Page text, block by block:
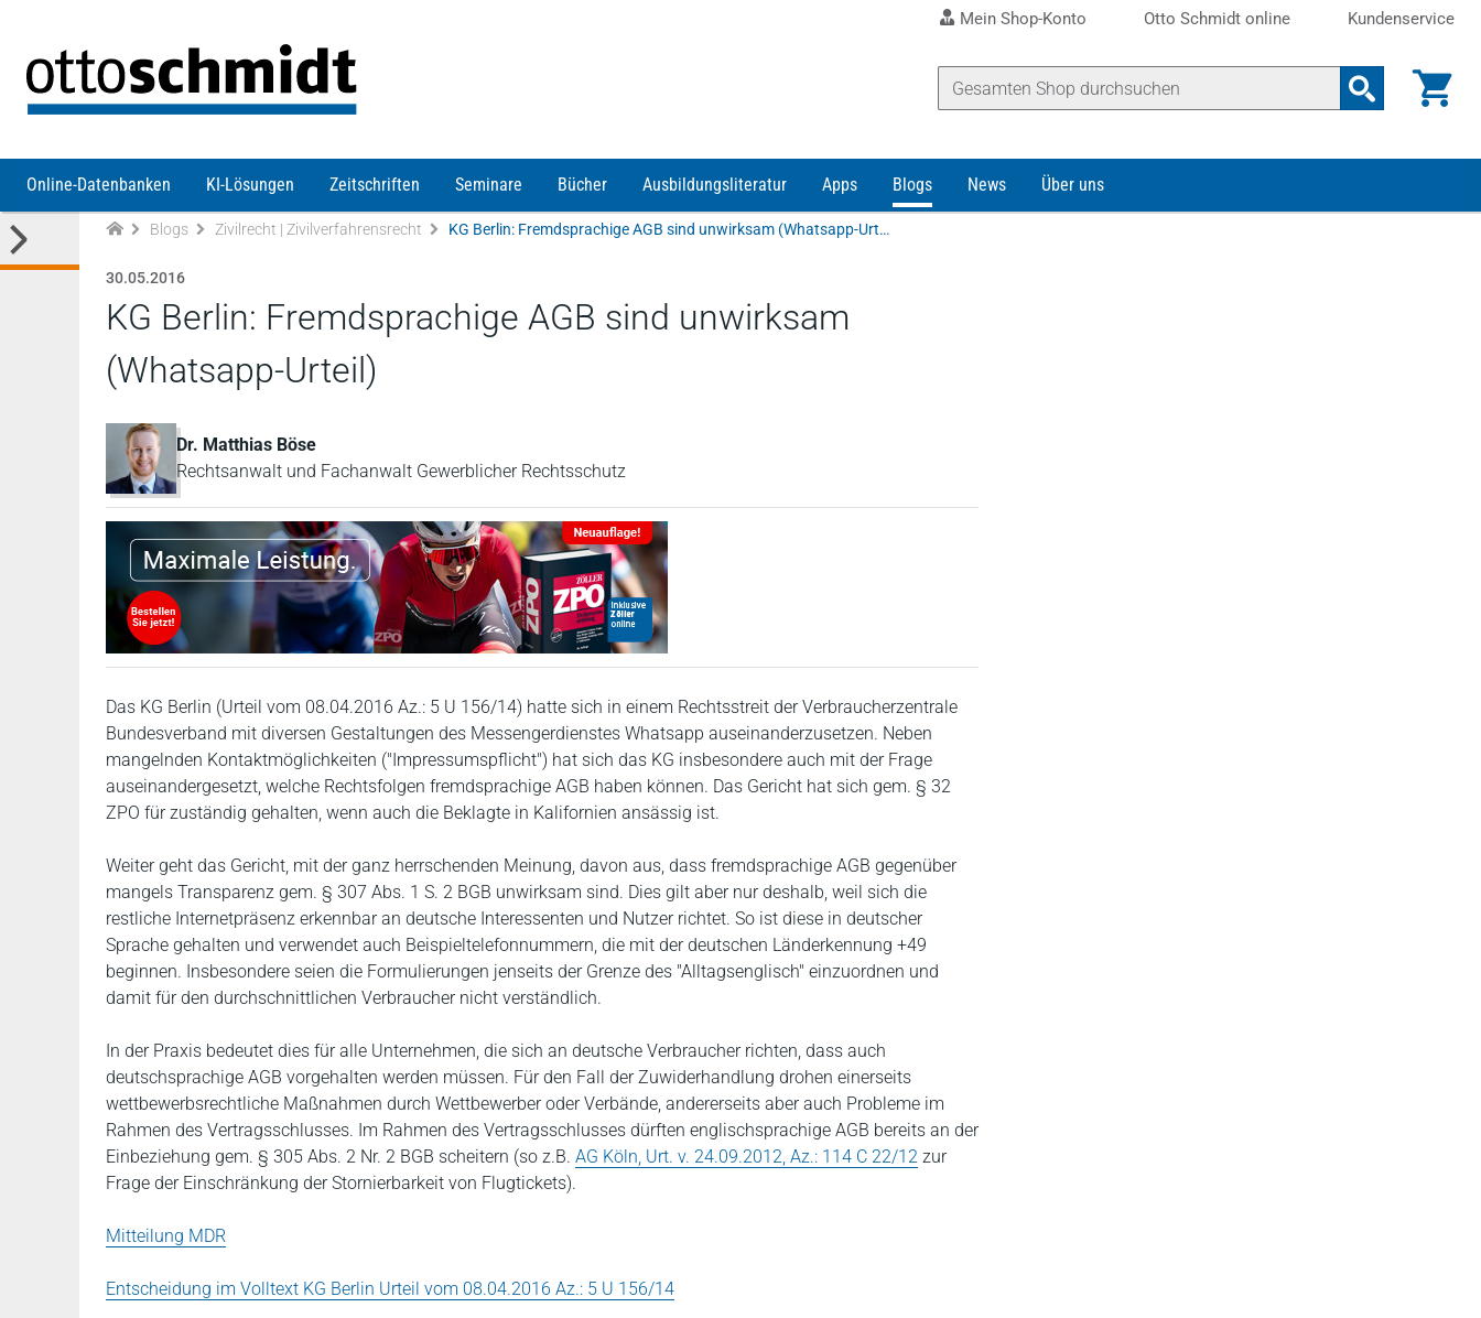
Mein Shop-Konto Otto Schmidt online Kundenservice
Online-Datenbanken KI-Lösungen Zeitschriften Seminare Bücher Ausbildungsliteratur Apps Blogs News Über uns
Blogs Zivilrecht | Zivilverfahrensrecht KG Berlin: Fremdsprachige AGB sind unwirksam (Whatsapp-Urteil)
30.05.2016
KG Berlin: Fremdsprachige AGB sind unwirksam
(Whatsapp-Urteil)
Dr. Matthias Böse
Rechtsanwalt und Fachanwalt Gewerblicher Rechtsschutz
Das KG Berlin (Urteil vom 08.04.2016 Az.: 5 U 156/14) hatte sich in einem Rechtsstreit der Verbraucherzentrale
Bundesverband mit diversen Gestaltungen des Messengerdienstes Whatsapp auseinanderzusetzen. Neben
mangelnden Kontaktmöglichkeiten ("Impressumspflicht") hat sich das KG insbesondere auch mit der Frage
auseinandergesetzt, welche Rechtsfolgen fremdsprachige AGB haben können. Das Gericht hat sich gem. § 32
ZPO für zuständig gehalten, wenn auch die Beklagte in Kalifornien ansässig ist.
Weiter geht das Gericht, mit der ganz herrschenden Meinung, davon aus, dass fremdsprachige AGB gegenüber
mangels Transparenz gem. § 307 Abs. 1 S. 2 BGB unwirksam sind. Dies gilt aber nur deshalb, weil sich die
restliche Internetpräsenz erkennbar an deutsche Interessenten und Nutzer richtet. So ist diese in deutscher
Sprache gehalten und verwendet auch Beispieltelefonnummern, die mit der deutschen Länderkennung +49
beginnen. Insbesondere seien die Formulierungen jenseits der Grenze des "Alltagsenglisch" einzuordnen und
damit für den durchschnittlichen Verbraucher nicht verständlich.
In der Praxis bedeutet dies für alle Unternehmen, die sich an deutsche Verbraucher richten, dass auch
deutschsprachige AGB vorgehalten werden müssen. Für den Fall der Zuwiderhandlung drohen einerseits
wettbewerbsrechtliche Maßnahmen durch Wettbewerber oder Verbände, andererseits aber auch Probleme im
Rahmen des Vertragsschlusses. Im Rahmen des Vertragsschlusses dürften englischsprachige AGB bereits an der
Einbeziehung gem. § 305 Abs. 2 Nr. 2 BGB scheitern (so z.B. AG Köln, Urt. v. 24.09.2012, Az.: 114 C 22/12 zur
Frage der Einschränkung der Stornierbarkeit von Flugtickets).
Mitteilung MDR
Entscheidung im Volltext KG Berlin Urteil vom 08.04.2016 Az.: 5 U 156/14